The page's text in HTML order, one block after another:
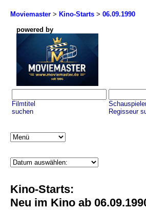
Moviemaster > Kino-Starts > 06.09.1990
powered by
Filmtitel
suchen
Regisseur
Kino-Starts:
Neu im Kino ab